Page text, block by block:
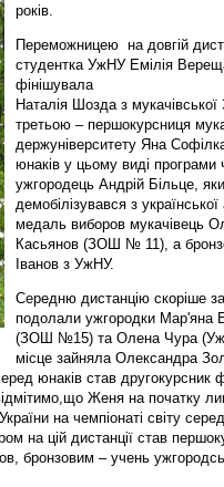
років.
Переможницею на довгій
студентка УжНУ Емілія
фінішувала
Наталія Шозда з
третьою – першокурсниця
держуніверситету Яна
юнаків у цьому виді програми
ужгородець Андрій Більце,
демобілізувався з української
медаль виборов мукачівець
Касьянов (ЗОШ № 11), а
Іванов з УжНУ.
Середню дистанцію скоріше
подолали ужгородки Мар'яна
(ЗОШ №15) та Олена Чура
місце зайняла Олександра
юнаків став другокурсник
Женя на початку
на чемпіонаті світу
на цій дистанції став
бронзовим – учень